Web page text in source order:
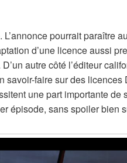
L’annonce pourrait paraître
d’une licence aussi
autre côté l’éditeur
savoir-faire sur des licences
une part importante de
épisode, sans spoiler bien